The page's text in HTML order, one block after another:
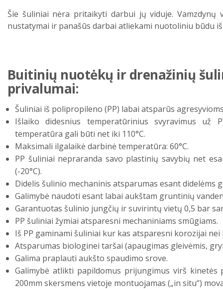
Šie šuliniai nėra pritaikyti darbui jų viduje. Vamzdynų
nustatymai ir panašūs darbai atliekami nuotoliniu būdu
Buitinių nuotėkų ir drenažinių
privalumai:
Šuliniai iš polipropileno (PP) labai atsparūs
Išlaiko didesnius temperatūrinius svyravimus už
temperatūra gali būti net iki 110°C.
Maksimali ilgalaikė darbinė temperatūra: 60°C.
PP šuliniai nepraranda savo plastinių savybių net
(-20°C).
Didelis šulinio mechaninis atsparumas esant
Galimybė naudoti esant labai aukštam gruntinių
Garantuotas šulinio jungčių ir suvirintų vietų 0,5 bar
PP šuliniai žymiai atsparesni mechaniniams smūgiams.
Iš PP gaminami šuliniai kur kas atsparesni korozijai
Atsparumas biologinei taršai (apaugimas gleivėmis,
Galima praplauti aukšto spaudimo srove.
Galimybė atlikti papildomus prijungimus virš kinetės
200mm skersmens vietoje montuojamas („in situ“)